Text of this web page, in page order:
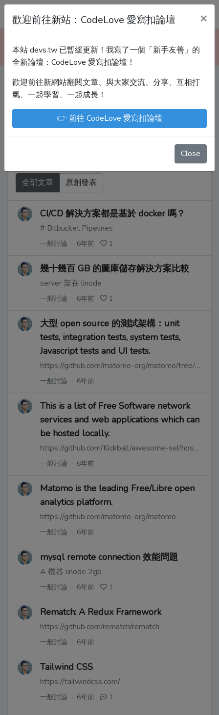
Devs.tw 寫程式討論區
請到新網站「CodeLove 愛寫扣論壇」！
Devs.tw 是讓工程師寫筆記、網誌的平台。歡迎
您隨手紀錄、寫作，方便日後搜尋！
尤川豪
Enoxs
chenjenping
全部文章 原創發表
CI/CD 解決方案都是基於 docker 嗎？
# Bitbucket Pipelines
一般討論 · 6年前 1
幾十幾百 GB 的圖庫儲存解決方案比較
server 架在 linode
一般討論 · 6年前 1
大型 open source 的測試架構：unit
tests, integration tests, system tests,
Javascript tests and UI tests.
https://github.com/matomo-org/matomo/tree/3.x-dev/tests
一般討論 · 6年前
This is a list of Free Software network
services and web applications which can
be hosted locally.
https://github.com/Kickball/awesome-selfhosted
一般討論 · 6年前
Matomo is the leading Free/Libre open
analytics platform.
https://github.com/matomo-org/matomo
一般討論 · 6年前
mysql remote connection 效能問題
A 機器 linode 2gb
一般討論 · 6年前 1
Rematch: A Redux Framework
https://github.com/rematch/rematch
一般討論 · 6年前
Tailwind CSS
https://tailwindcss.com/
一般討論 · 6年前 1
歡迎前往新站：CodeLove 愛寫扣論壇 ×
本站 devs.tw 已暫緩更新！我寫了一個「新手友善」的
全新論壇：CodeLove 愛寫扣論壇！
歡迎前往新網站翻閱文章、與大家交流、分享、互相打
氣、一起學習、一起成長！
👉 前往 CodeLove 愛寫扣論壇
Close